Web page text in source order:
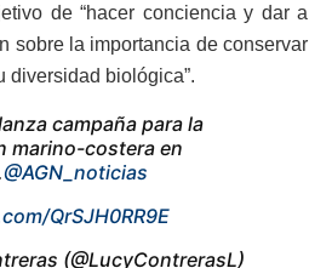
de “hacer conciencia y dar a
sobre la importancia de conservar
diversidad biológica”.
campaña para la
marino-costera en
@AGN_noticias
QrSJH0RR9E
(@LucyContrerasL)